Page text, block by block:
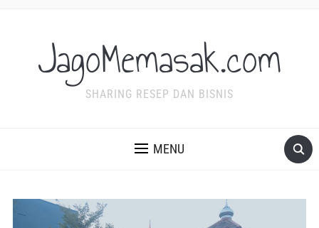
JagoMemasak.com
SHARING RESEP DAN BISNIS
MENU